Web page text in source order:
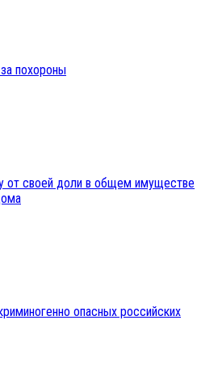
похороны
от своей доли в общем имуществе
опасных российских